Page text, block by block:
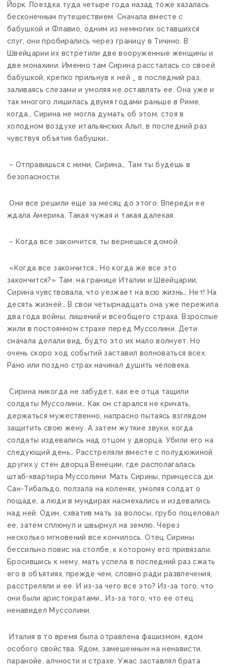
Йорк. Поездка туда четыре года назад тоже казалась
бесконечным путешествием. Сначала вместе с
бабушкой и Флавио, одним из немногих оставшихся
слуг, они пробирались через границу в Тичино. В
Швейцарии их встретили две вооруженные женщины и
две монахини. Именно там Сирина рассталась со своей
бабушкой, крепко прильнув к ней _ в последний раз,
заливаясь слезами и умоляя не оставлять ее. Она уже и
так многого лишилась двумя годами раньше в Риме,
когда… Сирина не могла думать об этом, стоя в
холодном воздухе итальянских Альп, в последний раз
чувствуя объятия бабушки…
– Отправишься с ними, Сирина… Там ты будешь в
безопасности.
Они все решили еще за месяц до этого. Впереди ее
ждала Америка. Такая чужая и такая далекая.
– Когда все закончится, ты вернешься домой.
«Когда все закончится… Но когда же все это
закончится?» Там, на границе Италии и Швейцарии,
Сирина чувствовала, что уезжает на всю жизнь… Нет! На
десять жизней… В свои четырнадцать она уже пережила
два года войны, лишений и всеобщего страха. Взрослые
жили в постоянном страхе перед Муссолини. Дети
сначала делали вид, будто это их мало волнует. Но
очень скоро ход событий заставил волноваться всех.
Рано или поздно страх начинал душить человека.
Сирина никогда не забудет, как ее отца тащили
солдаты Муссолини… Как он старался не кричать,
держаться мужественно, напрасно пытаясь взглядом
защитить свою жену. А затем жуткие звуки, когда
солдаты издевались над отцом у дворца. Убили его на
следующий день… Расстреляли вместе с полудюжиной
других у стен дворца Венеции, где располагалась
штаб-квартира Муссолини. Мать Сирины, принцесса ди
Сан-Тибальдо, ползала на коленях, умоляя солдат о
пощаде, а люди в мундирах насмехались и издевались
над ней. Один, схватив мать за волосы, грубо поцеловал
ее, затем сплюнул и швырнул на землю. Через
несколько мгновений все кончилось. Отец Сирины
бессильно повис на столбе, к которому его привязали.
Бросившись к нему, мать успела в последний раз сжать
его в объятиях, прежде чем, словно ради развлечения,
расстреляли и ее. И из-за чего все это? Из-за того, что
они были аристократами… Из-за того, что ее отец
ненавидел Муссолини.
Италия в то время была отравлена фашизмом, ядом
особого свойства. Ядом, замешенным на ненависти,
паранойе, алчности и страхе. Ужас заставлял брата